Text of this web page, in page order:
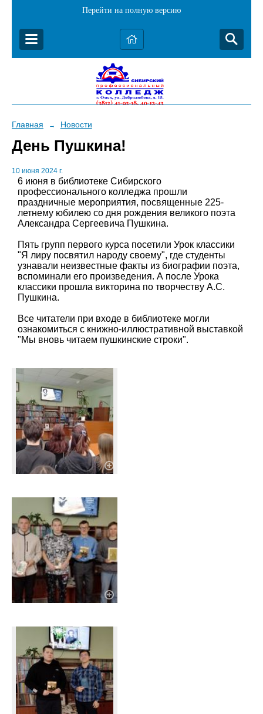
Перейти на полную версию
Главная → Новости
День Пушкина!
10 июня 2024 г.
6 июня в библиотеке Сибирского
профессионального колледжа прошли
праздничные мероприятия, посвященные 225-
летнему юбилею со дня рождения великого поэта
Александра Сергеевича Пушкина.
Пять групп первого курса посетили Урок классики
"Я лиру посвятил народу своему", где студенты
узнавали неизвестные факты из биографии поэта,
вспоминали его произведения. А после Урока
классики прошла викторина по творчеству А.С.
Пушкина.
Все читатели при входе в библиотеке могли
ознакомиться с книжно-иллюстративной выставкой
"Мы вновь читаем пушкинские строки".